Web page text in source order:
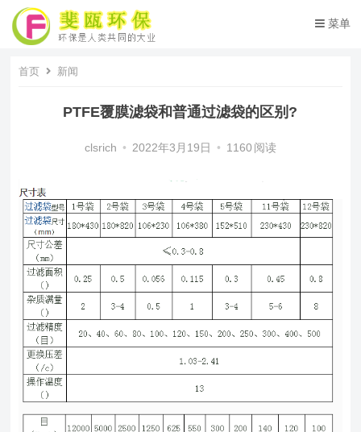
菜单
首页 新闻
PTFE覆膜滤袋和普通过滤袋的区别?
clsrich • 2022年3月19日 • 1160 阅读